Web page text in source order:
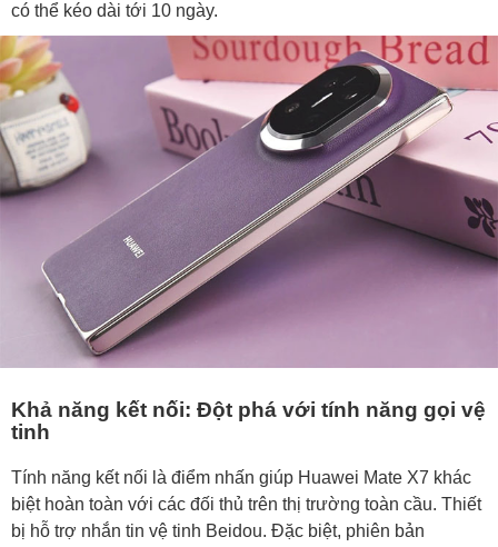
có thể kéo dài tới 10 ngày.
Khả năng kết nối: Đột phá với tính năng gọi vệ
tinh
Tính năng kết nối là điểm nhấn giúp Huawei Mate X7 khác
biệt hoàn toàn với các đối thủ trên thị trường toàn cầu. Thiết
bị hỗ trợ nhắn tin vệ tinh Beidou. Đặc biệt, phiên bản